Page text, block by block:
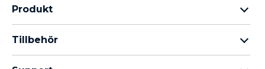
Produkt
moto g-familjen
Tillbehör